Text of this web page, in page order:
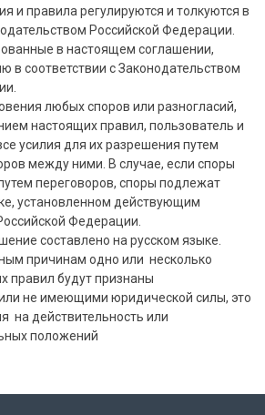
и правила регулируются и толкуются в
Российской Федерации.
в настоящем соглашении,
в соответствии с Законодательством
любых споров или разногласий,
настоящих правил, пользователь и
усилия для их разрешения путем
между ними. В случае, если споры
переговоров, споры подлежат
установленном действующим
Федерации.
составлено на русском языке.
причинам одно или несколько
правил будут признаны
не имеющими юридической силы, это
на действительность или
положений